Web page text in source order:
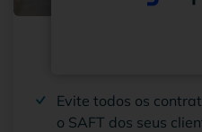
Evite todos os
o SAFT dos seus